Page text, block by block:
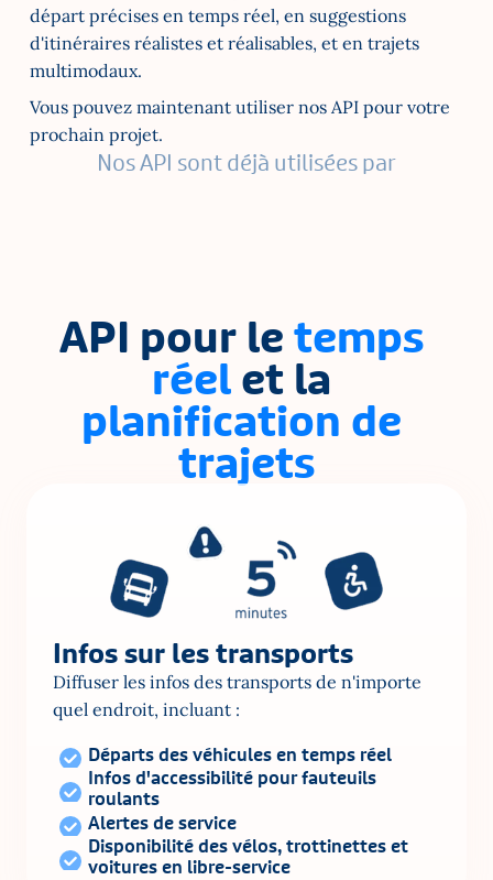
départ précises en temps réel, en suggestions
d'itinéraires réalistes et réalisables, et en trajets
multimodaux.
Vous pouvez maintenant utiliser nos API pour votre
prochain projet.
Nos API sont déjà utilisées par
API pour le temps
réel
planification de
trajets
Infos sur les transports
Diffuser les infos des transports de n'importe
quel endroit, incluant :
Départs des véhicules en temps réel
Infos d'accessibilité pour fauteuils
roulants
Alertes de service
Disponibilité des vélos, trottinettes et
voitures en libre-service